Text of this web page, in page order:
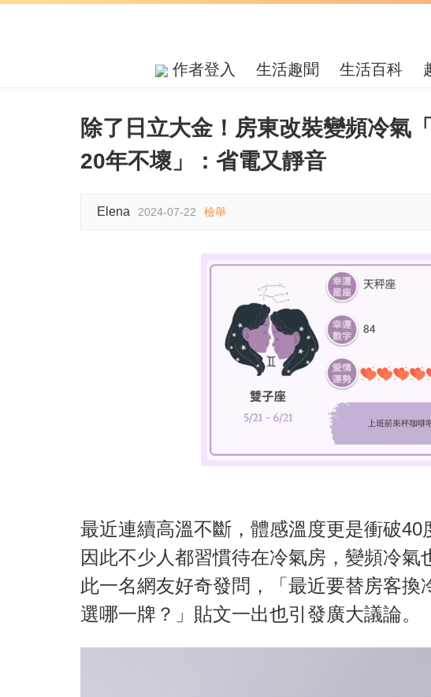
作者登入 生活趣聞 生活百科
除了日立大金！房東改裝變頻冷
20年不壞」：省電又靜音
Elena 2024-07-22 檢舉
最近連續高溫不斷，體感溫度更是衝破40
因此不少人都習慣待在冷氣房，變頻冷
此一名網友好奇發問，「最近要替房客
選哪一牌？」貼文一出也引發廣大議論。